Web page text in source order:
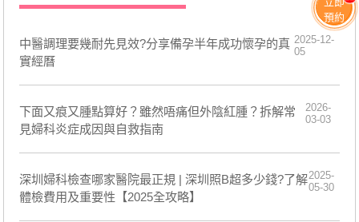
中醫調理要幾耐先見效?分享備孕半年成功懷孕的真
實經曆
2025-12-
05
下面又痕又腫點算好？雖然唔痛但外陰紅腫？拆解常
見婦科炎症成因與自救指南
2026-
03-03
深圳婦科檢查哪家醫院最正規 | 深圳照B超多少錢?了解
體檢費用及重要性【2025全攻略】
2025-
05-30
預約